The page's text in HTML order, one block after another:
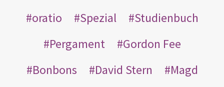
oratio
Spezial
Studienbuch
Pergament
Gordon Fee
Bonbons
David Stern
Magd